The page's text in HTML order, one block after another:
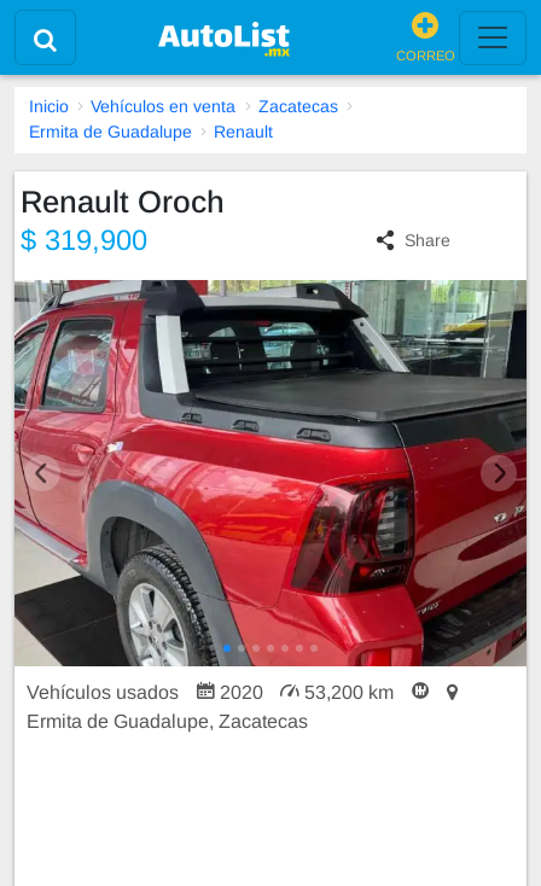
CORREO
Inicio Vehículos en venta
Zacatecas
Ermita de Guadalupe
Renault
Renault Oroch
$ 319,900 Share
Vehículos usados 2020
53,200 km
Ermita de Guadalupe, Zacatecas